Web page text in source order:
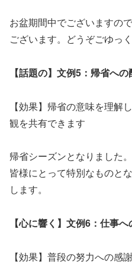
お盆期間中でございますの
ございます。どうぞごゆっ
【話題の】文例5：帰省へ
【効果】帰省の意味を理解
観を共有できます
帰省シーズンとなりました
皆様にとって特別なものと
します。
【心に響く】文例6：仕事
【効果】普段の努力への感